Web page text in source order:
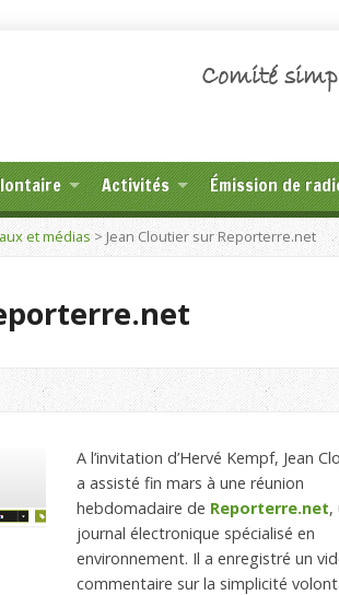
Comité
Activités Émission de
et médias>Jean Cloutier sur Reporterre.net
A l’invitation d’Hervé Kempf, Jean
a assisté fin mars à une réunion
hebdomadaire de Reporterre.net,
journal électronique spécialisé en
environnement. Il a enregistré un
commentaire sur la simplicité